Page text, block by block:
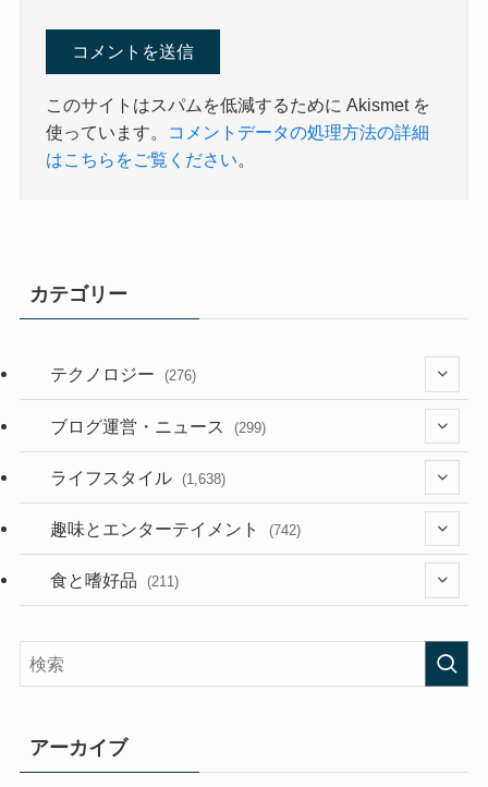
このサイトはスパムを低減するために Akismet を
使っています。
コメントデータの処理方法の詳細
はこちらをご覧ください。
カテゴリー
テクノロジー (276)
(36)
(187)
ブログ運営・ニュース (299)
(118)
(181)
ライフスタイル (1,638)
(394)
(282)
(33)
趣味とエンターテイメント (742)
(56)
食と嗜好品 (211)
アーカイブ